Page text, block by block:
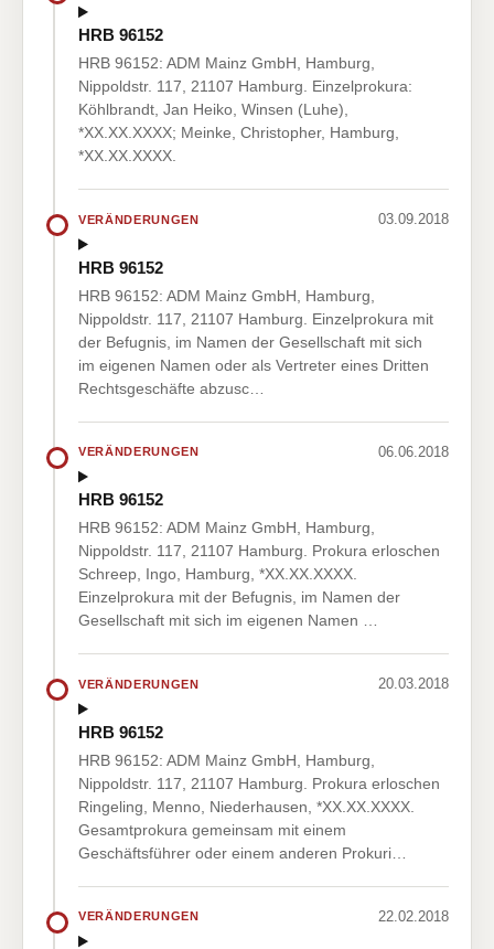
HRB 96152
HRB 96152: ADM Mainz GmbH, Hamburg,
Nippoldstr. 117, 21107 Hamburg. Einzelprokura:
Köhlbrandt, Jan Heiko, Winsen (Luhe),
*XX.XX.XXXX; Meinke, Christopher, Hamburg,
*XX.XX.XXXX.
VERÄNDERUNGEN 03.09.2018
HRB 96152
HRB 96152: ADM Mainz GmbH, Hamburg,
Nippoldstr. 117, 21107 Hamburg. Einzelprokura mit
der Befugnis, im Namen der Gesellschaft mit sich
im eigenen Namen oder als Vertreter eines Dritten
Rechtsgeschäfte abzusc…
VERÄNDERUNGEN 06.06.2018
HRB 96152
HRB 96152: ADM Mainz GmbH, Hamburg,
Nippoldstr. 117, 21107 Hamburg. Prokura erloschen
Schreep, Ingo, Hamburg, *XX.XX.XXXX.
Einzelprokura mit der Befugnis, im Namen der
Gesellschaft mit sich im eigenen Namen …
VERÄNDERUNGEN 20.03.2018
HRB 96152
HRB 96152: ADM Mainz GmbH, Hamburg,
Nippoldstr. 117, 21107 Hamburg. Prokura erloschen
Ringeling, Menno, Niederhausen, *XX.XX.XXXX.
Gesamtprokura gemeinsam mit einem
Geschäftsführer oder einem anderen Prokuri…
VERÄNDERUNGEN 22.02.2018